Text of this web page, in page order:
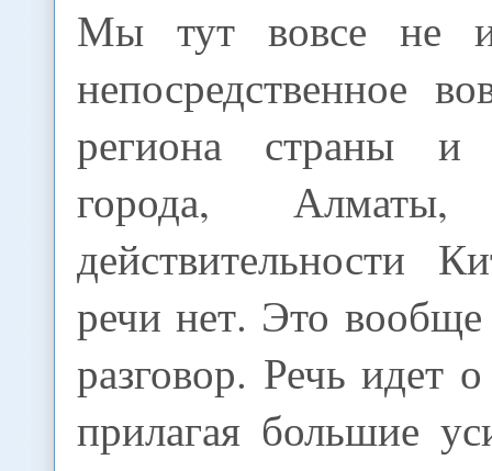
Мы тут вовсе не
непосредственное
региона страны и
города,
действительности
речи нет. Это
разговор. Речь идет
прилагая большие